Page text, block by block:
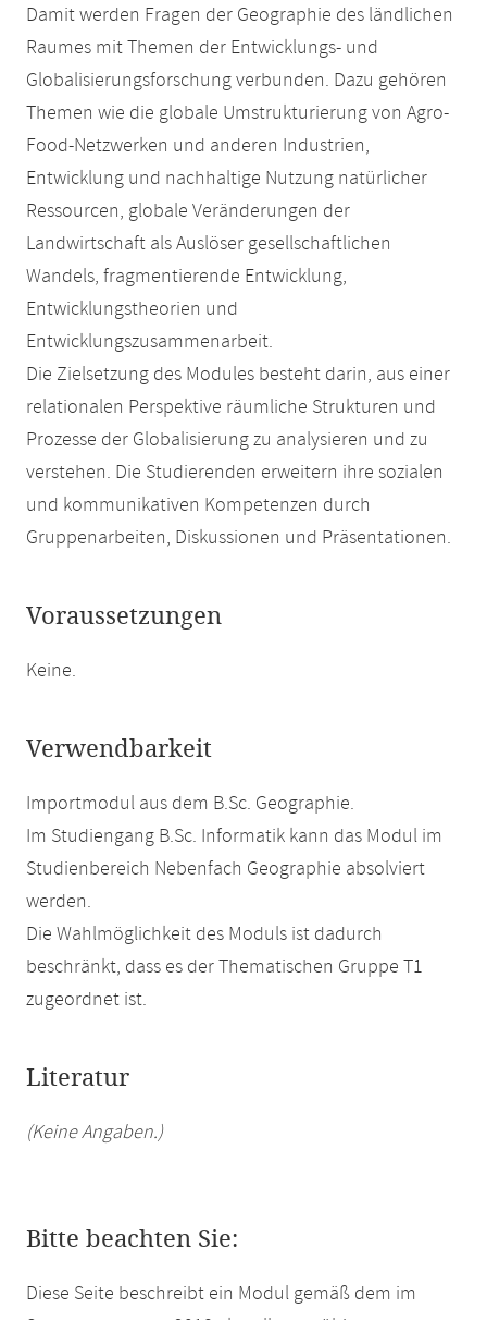
Damit werden Fragen der Geographie des ländlichen
Raumes mit Themen der Entwicklungs- und
Globalisierungsforschung verbunden. Dazu gehören
Themen wie die globale Umstrukturierung von Agro-
Food-Netzwerken und anderen Industrien,
Entwicklung und nachhaltige Nutzung natürlicher
Ressourcen, globale Veränderungen der
Landwirtschaft als Auslöser gesellschaftlichen
Wandels, fragmentierende Entwicklung,
Entwicklungstheorien und
Entwicklungszusammenarbeit.
Die Zielsetzung des Modules besteht darin, aus einer
relationalen Perspektive räumliche Strukturen und
Prozesse der Globalisierung zu analysieren und zu
verstehen. Die Studierenden erweitern ihre sozialen
und kommunikativen Kompetenzen durch
Gruppenarbeiten, Diskussionen und Präsentationen.
Voraussetzungen
Keine.
Verwendbarkeit
Importmodul aus dem B.Sc. Geographie.
Im Studiengang B.Sc. Informatik kann das Modul im
Studienbereich Nebenfach Geographie absolviert
werden.
Die Wahlmöglichkeit des Moduls ist dadurch
beschränkt, dass es der Thematischen Gruppe T1
zugeordnet ist.
Literatur
(Keine Angaben.)
Bitte beachten Sie:
Diese Seite beschreibt ein Modul gemäß dem im